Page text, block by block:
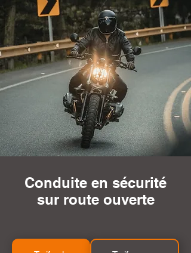
Conduite en sécurité
sur route ouverte